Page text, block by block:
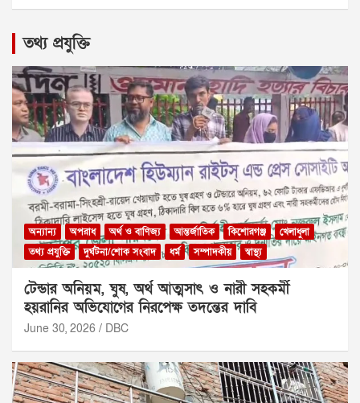
তথ্য প্রযুক্তি
অন্যান্য অপরাধ অর্থ ও বাণিজ্য আন্তর্জাতিক কিশোরগঞ্জ
খেলাধুলা
তথ্য প্রযুক্তি
দুর্ঘটনা/শোক সংবাদ ধর্ম সম্পাদকীয় স্বাস্থ্য
টেন্ডার অনিয়ম, ঘুষ, অর্থ আত্মসাৎ ও নারী সহকর্মী
হয়রানির অভিযোগের নিরপেক্ষ তদন্তের দাবি
June 30, 2026 DBC